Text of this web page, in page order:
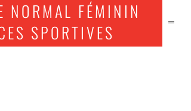
NORMAL FÉMININ
SPORTIVES